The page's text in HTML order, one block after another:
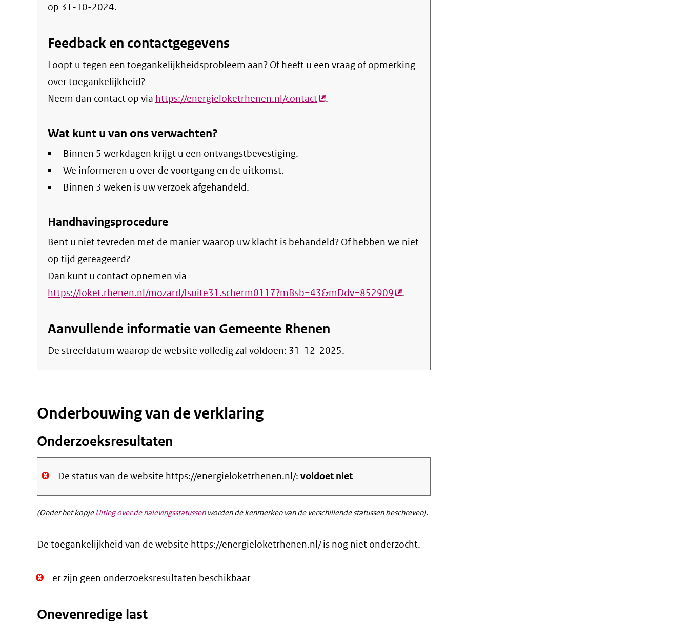
op 31-10-2024.
Feedback en contactgegevens
Loopt u tegen een toegankelijkheidsprobleem aan? Of heeft u een vraag of opmerking
over toegankelijkheid?
Neem dan contact op via https://energieloketrhenen.nl/contact(externe
.
Wat kunt u van ons verwachten?
Binnen 5 werkdagen krijgt u een ontvangstbevestiging.
We informeren u over de voortgang en de uitkomst.
Binnen 3 weken is uw verzoek afgehandeld.
Handhavingsprocedure
Bent u niet tevreden met de manier waarop uw klacht is behandeld? Of hebben we niet
op tijd gereageerd?
Dan kunt u contact opnemen via
https://loket.rhenen.nl/mozard/!suite31.scherm0117?mBsb=43&mDdv=852909(externe
.
Aanvullende informatie van Gemeente Rhenen
De streefdatum waarop de website volledig zal voldoen: 31-12-2025.
Onderbouwing van de verklaring
Onderzoeksresultaten
De status van de website https://energieloketrhenen.nl/: voldoet niet
(Onder het kopje Uitleg over de nalevingsstatussenworden de kenmerken van de verschillende statussen beschreven).
De toegankelijkheid van de website https://energieloketrhenen.nl/ is nog niet onderzocht.
Niet
er zijn geen onderzoeksresultaten beschikbaar
Onevenredige last